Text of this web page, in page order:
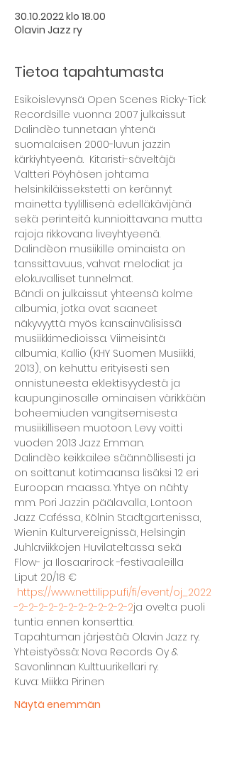
30.10.2022 klo 18.00
Olavin Jazz ry
Tietoa tapahtumasta
Esikoislevynsä Open Scenes Ricky-Tick
Recordsille vuonna 2007 julkaissut
Dalindèo tunnetaan yhtenä
suomalaisen 2000-luvun jazzin
kärkiyhtyeenä.  Kitaristi-säveltäjä
Valtteri Pöyhösen johtama
helsinkiläissekstetti on kerännyt
mainetta tyylillisenä edelläkävijänä
sekä perinteitä kunnioittavana mutta
rajoja rikkovana liveyhtyeenä.
Dalindèon musiikille ominaista on
tanssittavuus, vahvat melodiat ja
elokuvalliset tunnelmat.
Bändi on julkaissut yhteensä kolme
albumia, jotka ovat saaneet
näkyvyyttä myös kansainvälisissä
musiikkimedioissa. Viimeisintä
albumia, Kallio (KHY Suomen Musiikki,
2013), on kehuttu erityisesti sen
onnistuneesta eklektisyydestä ja
kaupunginosalle ominaisen värikkään
boheemiuden vangitsemisesta
musiikilliseen muotoon. Levy voitti
vuoden 2013 Jazz Emman.
Dalindèo keikkailee säännöllisesti ja
on soittanut kotimaansa lisäksi 12 eri
Euroopan maassa. Yhtye on nähty
mm. Pori Jazzin päälavalla, Lontoon
Jazz Caféssa, Kölnin Stadtgartenissa,
Wienin Kulturvereignissä, Helsingin
Juhlaviikkojen Huvilateltassa sekä
Flow- ja Ilosaarirock -festivaaleilla
Liput 20/18 €
https://www.nettilippu.fi/fi/event/oj_2022
-2-2-2-2-2-2-2-2-2-2-2-2ja ovelta puoli
tuntia ennen konserttia.
Tapahtuman järjestää Olavin Jazz ry.
Yhteistyössä: Nova Records Oy &
Savonlinnan Kulttuurikellari ry.
Kuva: Miikka Pirinen
Näytä enemmän